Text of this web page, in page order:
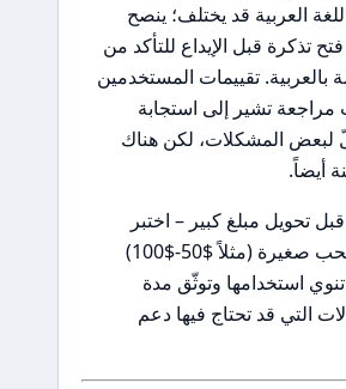
العربية قد يختلف؛ ينصح
قبل الإيداع للتأكد من
تقييمات المستخدمين
تشير إلى استجابة
المشكلات، لكن هناك
مبلغ كبير – اختبر
عملية إيداع/سحب صغيرة (مثلاً $50-$100)
استخدامها وتوثّق مدة
قد تحتاج فيها دعم